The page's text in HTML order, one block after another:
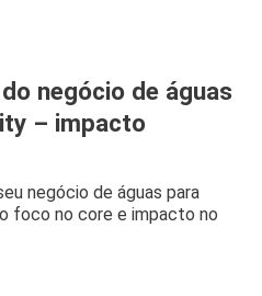
negócio de águas
– impacto
negócio de águas para
foco no core e impacto no